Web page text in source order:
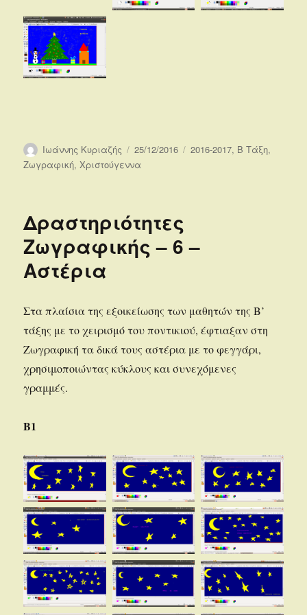
Συντάκτης
Ιωάννης Κυριαζής
Δημοσιεύτηκε
την
25/12/2016 Κατηγορίες
2016-2017, Β Τάξη,
Ζωγραφική,Χριστούγεννα
Δραστηριότητες
Ζωγραφικής – 6 –
Αστέρια
Στα πλαίσια της εξοικείωσης των μαθητών της Β’
τάξης με το χειρισμό του ποντικιού, έφτιαξαν στη
Ζωγραφική τα δικά τους αστέρια με το φεγγάρι,
χρησιμοποιώντας κύκλους και συνεχόμενες
γραμμές.
Β1